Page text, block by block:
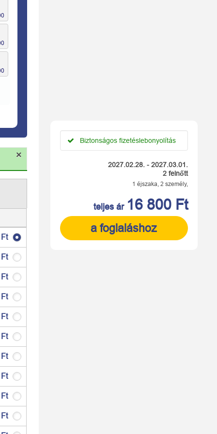
×
Biztonságos fizetéslebonyolítás
2027.02.28. - 2027.03.01.
2 felnőtt
1 éjszaka, 2 személy,
teljes ár 16 800 Ft
a foglaláshoz